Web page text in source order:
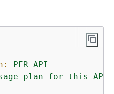
PER_API
plan for this
API